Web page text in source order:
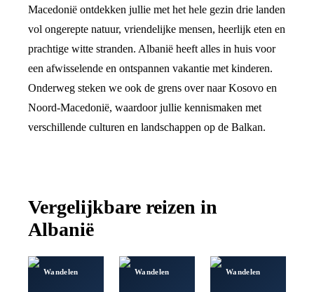
Macedonië ontdekken jullie met het hele gezin drie landen
vol ongerepte natuur, vriendelijke mensen, heerlijk eten en
prachtige witte stranden. Albanië heeft alles in huis voor
een afwisselende en ontspannen vakantie met kinderen.
Onderweg steken we ook de grens over naar Kosovo en
Noord-Macedonië, waardoor jullie kennismaken met
verschillende culturen en landschappen op de Balkan.
Vergelijkbare reizen in
Albanië
Wandelen Wandelen Wandelen